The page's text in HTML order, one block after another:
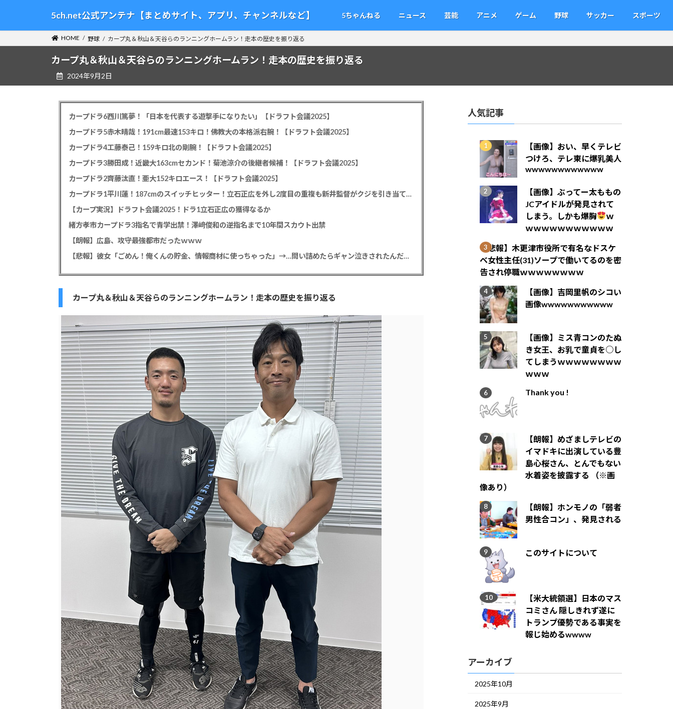
テ
ゲ
5ch.net公式アンテナ【まとめサイト、アプリ、チャンネルなど】 5ちゃんねる ニュース 芸能 アニメ ゲーム 野球 サッカー スポーツ
HOME 野球 カープ丸＆秋山＆天谷らのランニングホームラン！走本の歴史を振り返る
カープ丸＆秋山＆天谷らのランニングホームラン！走本の歴史を振り返る
2024年9月2日
カープドラ6西川篤夢！「日本を代表する遊撃手になりたい」【ドラフト会議2025】
カープドラ5赤木晴哉！191cm最速153キロ！佛教大の本格派右腕！【ドラフト会議2025】
カープドラ4工藤泰己！159キロ北の剛腕！【ドラフト会議2025】
カープドラ3勝田成！近畿大163cmセカンド！菊池涼介の後継者候補！【ドラフト会議2025】
カープドラ2齊藤汰直！亜大152キロエース！【ドラフト会議2025】
カープドラ1平川蓮！187cmのスイッチヒッター！立石正広を外し2度目の重複も新井監督がクジを引き当てる！【ドラフト会議2025】
【カープ実況】ドラフト会議2025！ドラ1立石正広の獲得なるか
緒方孝市カープドラ3指名で青学出禁！澤﨑俊和の逆指名まで10年間スカウト出禁
【朗報】広島、攻守最強都市だったｗｗｗ
【悲報】彼女「ごめん！俺くんの貯金、情報商材に使っちゃった」→…問い詰めたらギャン泣きされたんだが俺が悪いのか？
カープ丸＆秋山＆天谷らのランニングホームラン！走本の歴史を振り返る
人気記事
【画像】おい、早くテレビ
つけろ、テレ東に爆乳美人
wwwwwwwwwwww
【画像】ぶってー太ももの
JCアイドルが発見されて
しまう。しかも爆胸
ｗ
ｗｗｗｗｗｗｗｗｗｗｗ
【悲報】木更津市役所で有名なドスケ
ベ女性主任(31)ソープで働いてるのを密
告され停職ｗｗｗｗｗｗｗｗ
【画像】吉岡里帆のシコい
画像wwwwwwwwwww
【画像】ミス青コンのたぬ
き女王、お乳で童貞を○し
てしまうｗｗｗｗｗｗｗｗ
ｗｗｗ
Thank you !
【朗報】めざましテレビの
イマドキに出演している豊
島心桜さん、とんでもない
水着姿を披露する （※画
像あり）
【朗報】ホンモノの「弱者
男性合コン」、発見される
このサイトについて
【米大統領選】日本のマス
コミさん 隠しきれず遂に
トランプ優勢である事実を
報じ始めるwwww
アーカイブ
2025年10月
2025年9月